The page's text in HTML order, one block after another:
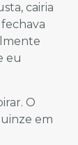
cairia
eu
O
em